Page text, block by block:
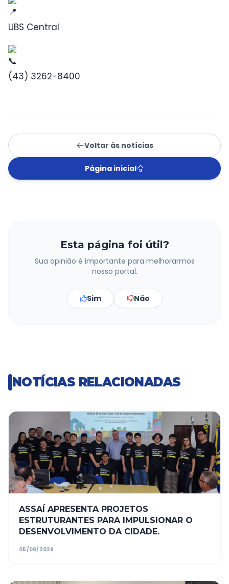
UBS Central
(43) 3262-8400
Voltar às notícias
Página inicial
Esta página foi útil?
Sua opinião é importante para melhorarmos
nosso portal.
Sim Não
NOTÍCIAS RELACIONADAS
ASSAÍ APRESENTA PROJETOS
ESTRUTURANTES PARA IMPULSIONAR O
DESENVOLVIMENTO DA CIDADE.
05/08/2026